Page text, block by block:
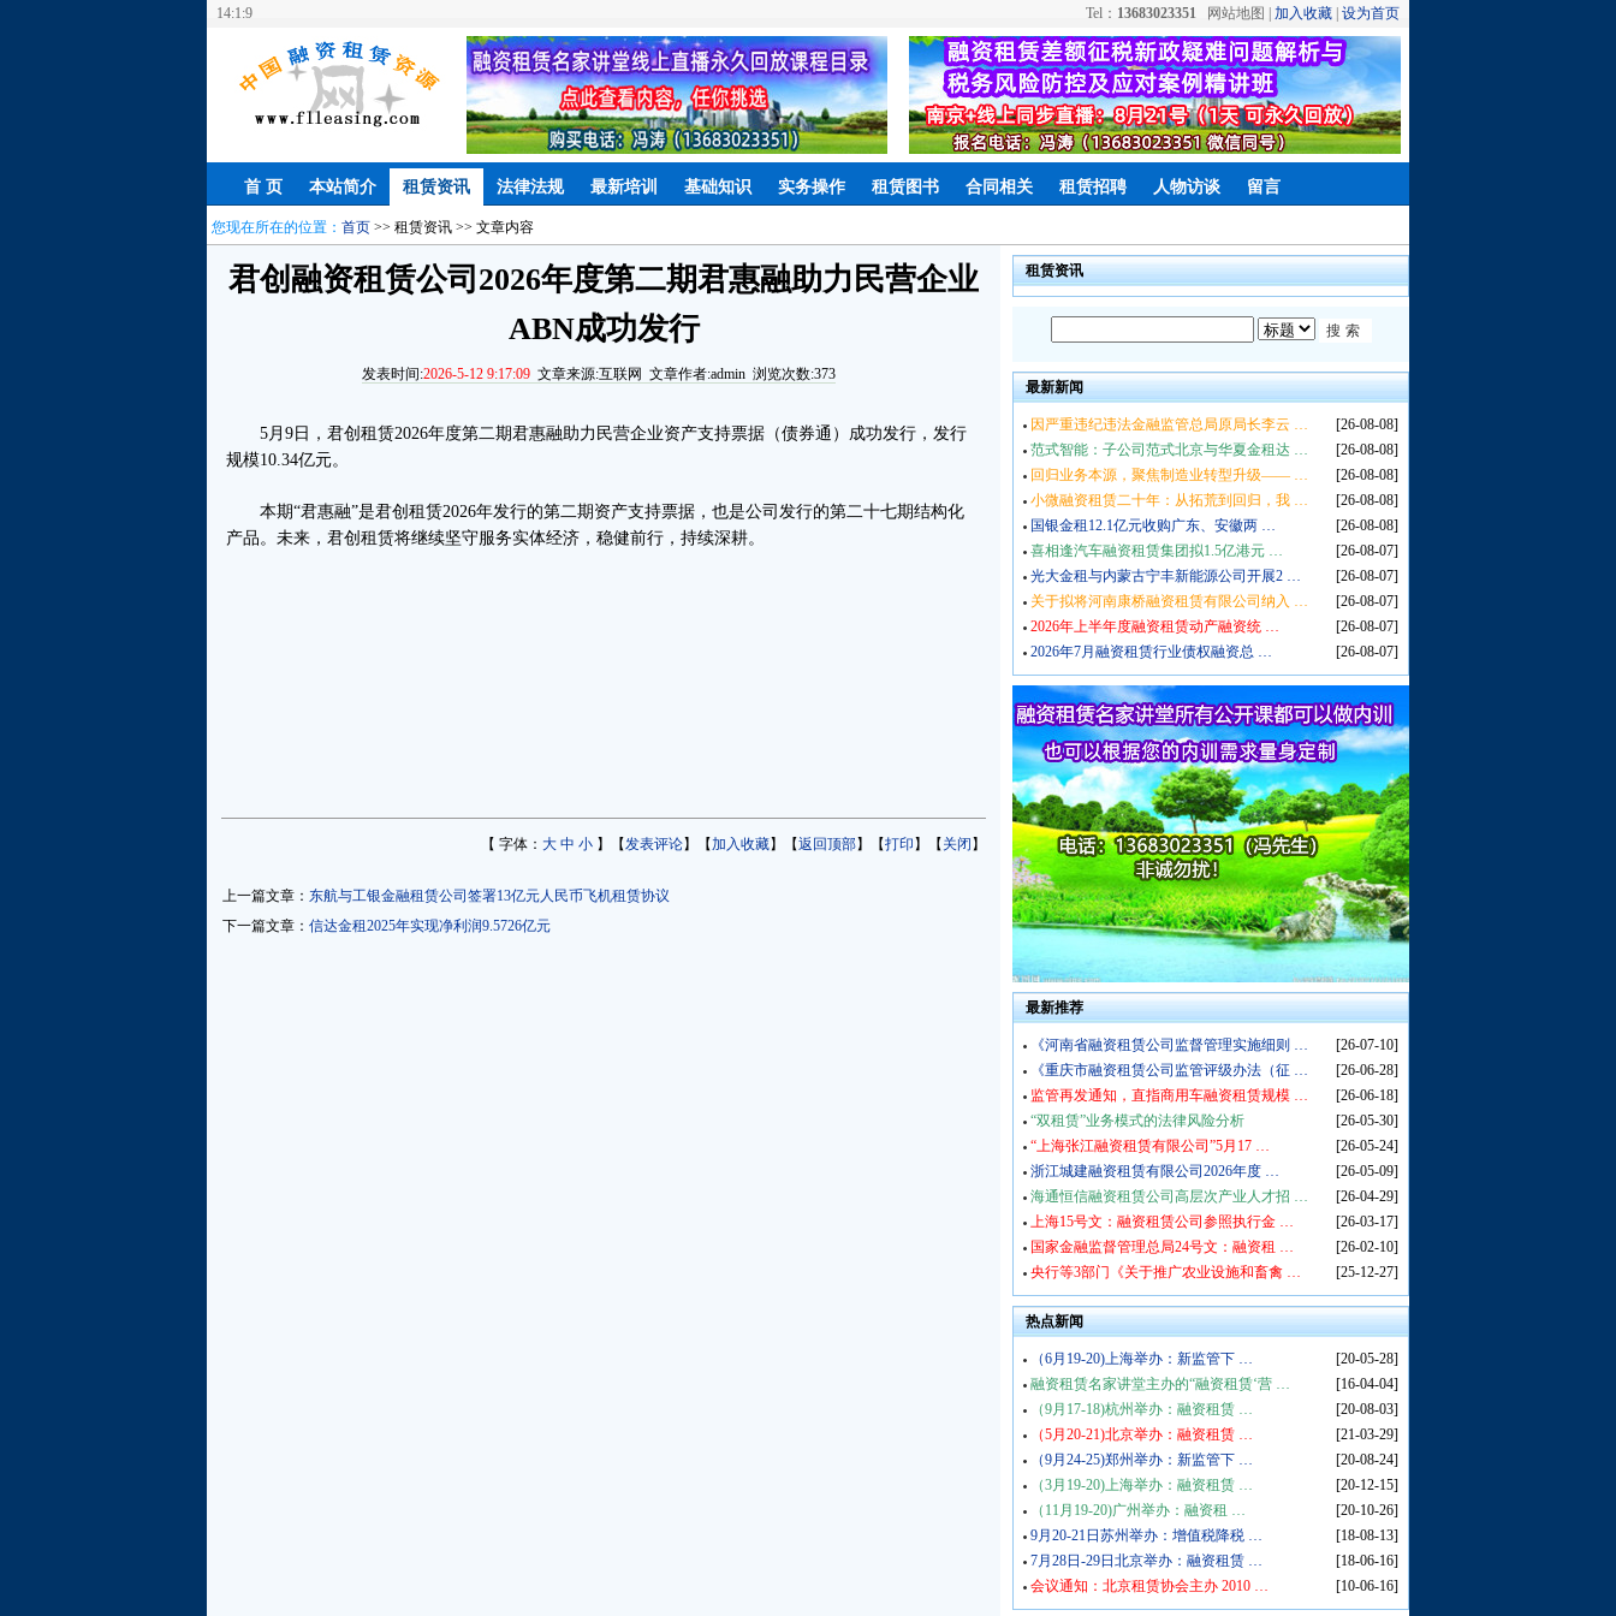
14:1:10 Tel： 13683023351 网站地图 | 加入收藏 设为首页
首 页 本站简介 租赁资讯 法律法规 最新培训 基础知识 实务操作 租赁图书 合同相关 租赁招聘 人物访谈 留言
您现在所在的位置： 首页 >> 租赁资讯 >> 文章内容
君创融资租赁公司2026年度第二期君惠融助力民营企业
ABN成功发行
发表时间:2026-5-12 9:17:09 文章来源:互联网 文章作者:admin 浏览次数:373
5月9日，君创租赁2026年度第二期君惠融助力民营企业资产支持票据（债券通）成功发行，发行
规模10.34亿元。
本期“君惠融”是君创租赁2026年发行的第二期资产支持票据，也是公司发行的第二十七期结构化
产品。未来，君创租赁将继续坚守服务实体经济，稳健前行，持续深耕。
【 字体： 大 中 小 】【发表评论】【加入收藏】【返回顶部】【打印 】【 关闭 】
上一篇文章： 东航与工银金融租赁公司签署13亿元人民币飞机租赁协议
下一篇文章： 信达金租2025年实现净利润9.5726亿元
租赁资讯
最新新闻
[26-08-08]
因严重违纪违法金融监管总局原局长李云 …
[26-08-08]
范式智能：子公司范式北京与华夏金租达 …
[26-08-08]
回归业务本源，聚焦制造业转型升级—— …
[26-08-08]
小微融资租赁二十年：从拓荒到回归，我 …
[26-08-08]
国银金租12.1亿元收购广东、安徽两 …
[26-08-07]
喜相逢汽车融资租赁集团拟1.5亿港元 …
[26-08-07]
光大金租与内蒙古宁丰新能源公司开展2 …
[26-08-07]
关于拟将河南康桥融资租赁有限公司纳入 …
[26-08-07]
2026年上半年度融资租赁动产融资统 …
[26-08-07]
2026年7月融资租赁行业债权融资总 …
最新推荐
[26-07-10]
《河南省融资租赁公司监督管理实施细则 …
[26-06-28]
《重庆市融资租赁公司监管评级办法（征 …
[26-06-18]
监管再发通知，直指商用车融资租赁规模 …
[26-05-30]
“双租赁”业务模式的法律风险分析
[26-05-24]
“上海张江融资租赁有限公司”5月17 …
[26-05-09]
浙江城建融资租赁有限公司2026年度 …
[26-04-29]
海通恒信融资租赁公司高层次产业人才招 …
[26-03-17]
上海15号文：融资租赁公司参照执行金 …
[26-02-10]
国家金融监督管理总局24号文：融资租 …
[25-12-27]
央行等3部门《关于推广农业设施和畜禽 …
热点新闻
[20-05-28]
（6月19-20)上海举办：新监管下 …
[16-04-04]
融资租赁名家讲堂主办的“融资租赁‘营 …
[20-08-03]
（9月17-18)杭州举办：融资租赁 …
[21-03-29]
（5月20-21)北京举办：融资租赁 …
[20-08-24]
（9月24-25)郑州举办：新监管下 …
[20-12-15]
（3月19-20)上海举办：融资租赁 …
[20-10-26]
（11月19-20)广州举办：融资租 …
[18-08-13]
9月20-21日苏州举办：增值税降税 …
[18-06-16]
7月28日-29日北京举办：融资租赁 …
[10-06-16]
会议通知：北京租赁协会主办 2010 …